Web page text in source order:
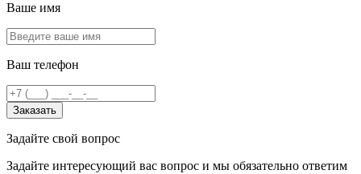
Ваше имя
Ваш телефон
Заказать
Задайте свой вопрос
Задайте интересующий вас вопрос и мы обязательно ответим